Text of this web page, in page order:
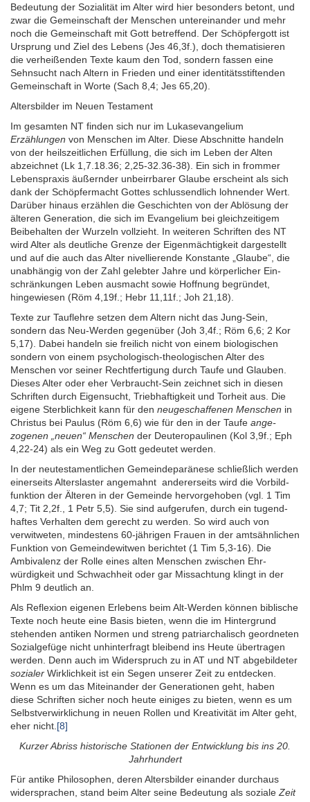
Bedeutung der Sozialität im Alter wird hier besonders betont, und
zwar die Gemein­schaft der Menschen unter­einander und mehr
noch die Gemein­schaft mit Gott betreffend. Der Schöpfer­gott ist
Ursprung und Ziel des Lebens (Jes 46,3f.), doch thema­tisieren
die ver­heißenden Texte kaum den Tod, sondern fassen eine
Sehn­sucht nach Altern in Frieden und einer identitäts­stiftenden
Gemein­schaft in Worte (Sach 8,4; Jes 65,20).
Altersbilder im Neuen Testament
Im gesamten NT finden sich nur im Lukas­evangelium
Erzählungen von Menschen im Alter. Diese Abschnitte handeln
von der heils­zeitlichen Erfüllung, die sich im Leben der Alten
abzeichnet (Lk 1,7.18.36; 2,25-32.36-38).
Ein sich in frommer
Lebens­praxis äußernder unbeirr­barer Glaube erscheint als sich
dank der Schöpfer­macht Gottes schluss­endlich lohnender Wert.
Darüber hinaus erzählen die Geschichten von der Ablösung der
älteren Generation, die sich im Evangelium bei gleich­zeitigem
Beibehalten der Wurzeln vollzieht. In weiteren Schriften des NT
wird Alter als deutliche Grenze der Eigen­mächtigkeit dargestellt
und auf die auch das Alter nivellie­rende Konstante „Glaube“, die
unabhängig von der Zahl gelebter Jahre und körperlicher Ein­
schränkungen Leben ausmacht sowie Hoffnung begründet,
hinge­wiesen (Röm 4,19f.; Hebr 11,11f.; Joh 21,18).
Texte zur Tauf­lehre setzen dem Altern nicht das Jung-Sein,
sondern das Neu-Werden gegen­über (Joh 3,4f.; Röm 6,6; 2 Kor
5,17). Dabei handeln sie freilich nicht von einem bio­logischen
sondern von einem psycho­logisch-theo­logischen Alter des
Menschen vor seiner Recht­fertigung durch Taufe und Glauben.
Dieses Alter oder eher Verbraucht-Sein zeichnet sich in diesen
Schriften durch Eigen­sucht, Trieb­haftigkeit und Torheit aus. Die
eigene Sterb­lichkeit kann für den neuge­schaffenen Menschen in
Christus bei Paulus (Röm 6,6) wie für den in der Taufe ange­
zogenen „neuen“ Menschen der Deutero­paulinen (Kol 3,9f.; Eph
4,22-24) als ein Weg zu Gott gedeutet werden.
In der neutesta­mentlichen Gemeinde­paränese schließlich werden
einerseits Alters­laster ange­mahnt andererseits wird die Vorbild­
funktion der Älteren in der Gemeinde hervor­gehoben (vgl. 1 Tim
4,7; Tit 2,2f., 1 Petr 5,5). Sie sind aufge­rufen, durch ein tugend­
haftes Verhalten dem gerecht zu werden. So wird auch von
verwit­weten, mindestens 60-jährigen Frauen in der amts­ähnlichen
Funktion von Gemeinde­witwen berichtet (1 Tim 5,3-16). Die
Ambivalenz der Rolle eines alten Menschen zwischen Ehr­
würdigkeit und Schwach­heit oder gar Miss­achtung klingt in der
Phlm 9 deutlich an.
Als Reflexion eigenen Erlebens beim Alt-Werden können biblische
Texte noch heute eine Basis bieten, wenn die im Hinter­grund
stehenden antiken Normen und streng patri­archalisch geordneten
Sozial­gefüge nicht unhinter­fragt bleibend ins Heute über­tragen
werden. Denn auch im Wider­spruch zu in AT und NT abgebildeter
sozialer Wirklich­keit ist ein Segen unserer Zeit zu entdecken.
Wenn es um das Mit­einander der Genera­tionen geht, haben
diese Schriften sicher noch heute einiges zu bieten, wenn es um
Selbst­ver­wirklichung in neuen Rollen und Kreativität im Alter geht,
eher nicht. [8]
Kurzer Abriss historische Stationen der Entwicklung bis ins 20.
Jahrhundert
Für antike Philosophen, deren Alters­bilder einander durchaus
wider­sprachen, stand beim Alter seine Bedeu­tung als soziale Zeit